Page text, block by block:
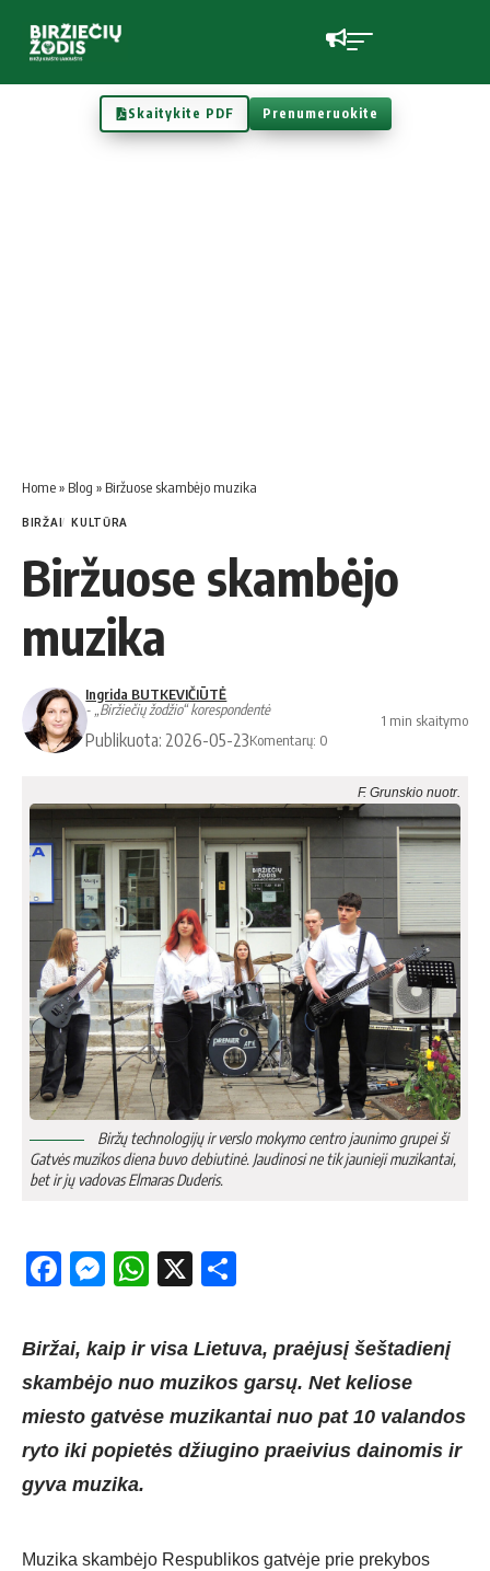
Skaitykite PDF Prenumeruokite
Home» Blog » Biržuose skambėjo muzika
BIRŽAI KULTŪRA
Biržuose skambėjo
muzika
Ingrida BUTKEVIČIŪTĖ
- „Biržiečių žodžio“ korespondentė
Publikuota: 2026-05-23Komentarų: 0
1 min skaitymo
F. Grunskio nuotr.
Bir­žų tech­no­lo­gi­jų ir vers­lo mo­ky­mo cent­ro jau­ni­mo gru­pei ši
Gat­vės mu­zi­kos die­na bu­vo de­biu­ti­nė. Jau­di­no­si ne tik jau­nie­ji mu­zi­kan­tai,
bet ir jų va­do­vas El­ma­ras Du­de­ris.
Facebook
Messenger
WhatsApp
X
Biržai, kaip ir visa Lietuva, praėjusį šeštadienį
skambėjo nuo muzikos garsų. Net keliose
miesto gatvėse muzikantai nuo pat 10 valandos
ryto iki popietės džiugino praeivius dainomis ir
gyva muzika.
Mu­zi­ka skam­bė­jo Res­pub­li­kos gat­vė­je prie pre­ky­bos